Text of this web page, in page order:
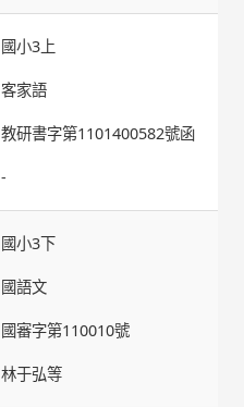
國小3上
客家語
教研書字第1101400582號函
-
國小3下
國語文
國審字第110010號
林于弘等